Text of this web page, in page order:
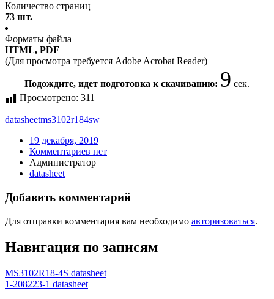
Количество страниц
73 шт.
Форматы файла
HTML, PDF
(Для просмотра требуется Adobe Acrobat Reader)
Подождите, идет подготовка к скачиванию: 9 сек.
Просмотрено: 311
datasheetms3102r184sw
19 декабря, 2019
Комментариев нет
Администратор
datasheet
Добавить комментарий
Для отправки комментария вам необходимо авторизоваться.
Навигация по записям
MS3102R18-4S datasheet
1-208223-1 datasheet